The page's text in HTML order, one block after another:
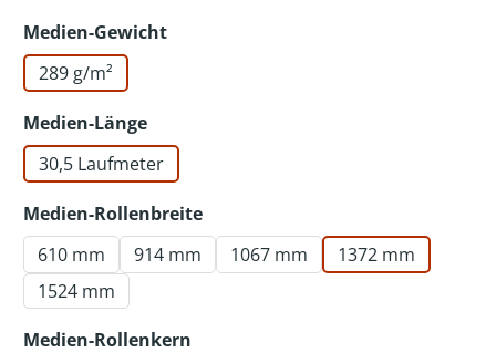
Medien-Gewichtauswählen
289 g/m²
Medien-Längeauswählen
30,5 Laufmeter
Medien-Rollenbreiteauswählen
610 mm
914 mm 1067 mm
1372 mm
1524 mm
Medien-Rollenkern